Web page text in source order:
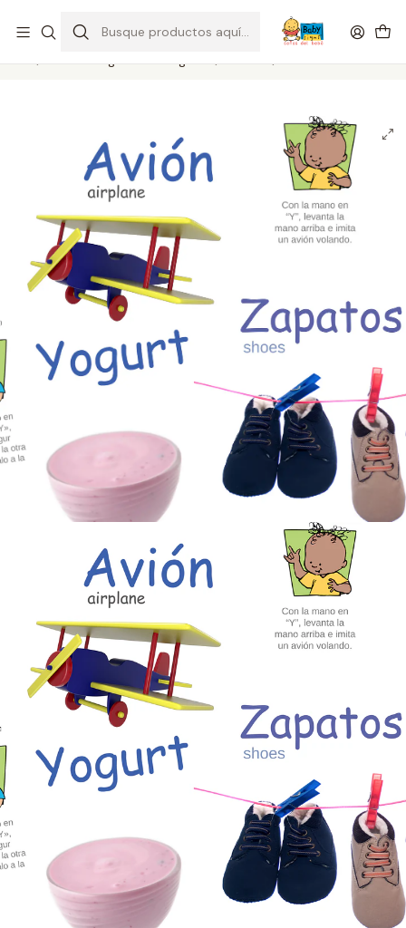
Despacho gratis por compras sobre $39.990Ver Comunas
Inicio Material Digital Descargable Posters Posters de la A a la Z